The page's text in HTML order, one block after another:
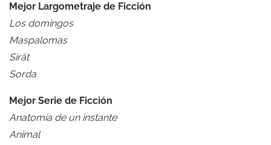
Mejor Largometraje de Ficción
Los domingos
Maspalomas
Sirât
Sorda
Mejor Serie de Ficción
Anatomía de un instante
Animal